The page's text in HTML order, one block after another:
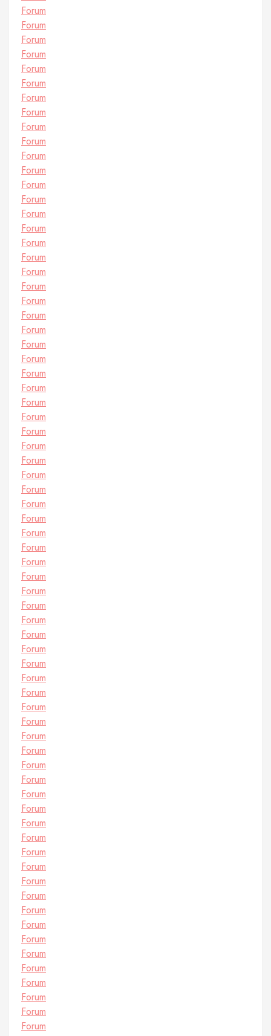
Forum
Forum
Forum
Forum
Forum
Forum
Forum
Forum
Forum
Forum
Forum
Forum
Forum
Forum
Forum
Forum
Forum
Forum
Forum
Forum
Forum
Forum
Forum
Forum
Forum
Forum
Forum
Forum
Forum
Forum
Forum
Forum
Forum
Forum
Forum
Forum
Forum
Forum
Forum
Forum
Forum
Forum
Forum
Forum
Forum
Forum
Forum
Forum
Forum
Forum
Forum
Forum
Forum
Forum
Forum
Forum
Forum
Forum
Forum
Forum
Forum
Forum
Forum
Forum
Forum
Forum
Forum
Forum
Forum
Forum
Forum